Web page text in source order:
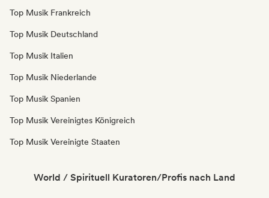
Top Musik Frankreich
Top Musik Deutschland
Top Musik Italien
Top Musik Niederlande
Top Musik Spanien
Top Musik Vereinigtes Königreich
Top Musik Vereinigte Staaten
World / Spirituell Kuratoren/Profis nach Land